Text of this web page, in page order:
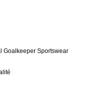
Goalkeeper Sportswear